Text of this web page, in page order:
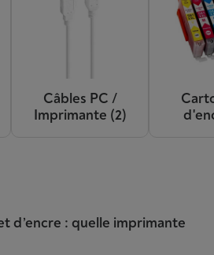
Câbles PC /
Imprimante (2)
d’encre : quelle imprimante